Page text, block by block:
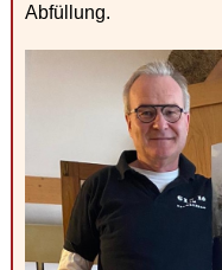
Abfüllung.